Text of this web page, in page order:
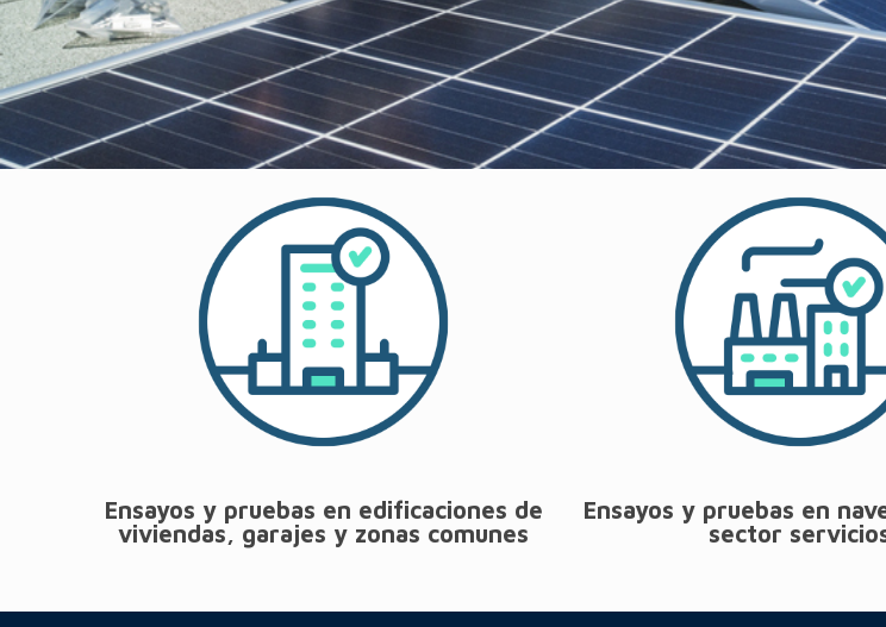
Ensayos y pruebas en edificaciones de
viviendas, garajes y zonas comunes
Ensayos y pruebas en
sector